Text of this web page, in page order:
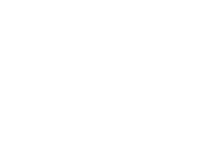
#マタ